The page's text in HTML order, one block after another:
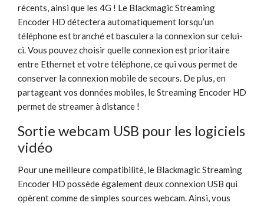
récents, ainsi que les 4G ! Le Blackmagic Streaming
Encoder HD détectera automatiquement lorsqu’un
téléphone est branché et basculera la connexion sur celui-
ci. Vous pouvez choisir quelle connexion est prioritaire
entre Ethernet et votre téléphone, ce qui vous permet de
conserver la connexion mobile de secours. De plus, en
partageant vos données mobiles, le Streaming Encoder HD
permet de streamer à distance !
Sortie webcam USB pour les logiciels
vidéo
Pour une meilleure compatibilité, le Blackmagic Streaming
Encoder HD possède également deux connexion USB qui
opèrent comme de simples sources webcam. Ainsi, vous